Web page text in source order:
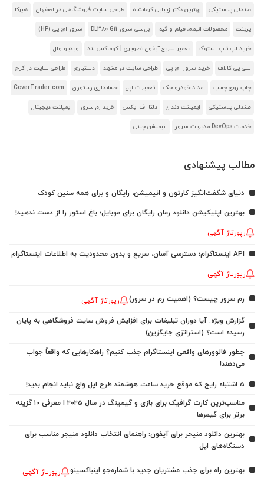
صندلی پلاستیکی بهترین دکتر زیبایی کرمانشاه طراحی سایت فروشگاهی در اصفهان هیرکا
پرینت محصولات انیمه، فیلم و گیم بررسی سرور DL380 G11 سرور اچ پی (HP)
خرید لپ تاپ استوک تعمیر سریع آیفون تصویری | کوماکس لند ویدیو وال
سی پی کالاف خرید سرور اچ پی طراحی سایت در مشهد دستیاری طراحی سایت در کرج
چاپ روی چسب امداد خودرو جک تعمیرات اپل حسابداری رستوران CoverTrader.com
صندلی پلاستیکی ایمپلنت دندان دلتا اف ایکس خرید رم سرور ایمپلنت دیجیتال
خدمات DevOps مدیریت سرور انیمیشن چینی
مطالب پیشنهادی
دنیای شگفت‌انگیز کارتون و انیمیشن، رایگان و برای همه سنین کودک
بهترین اپلیکیشن دانلود رمان رایگان برای موبایل؛ باغ استور را از دست ندهید!
رپورتاژ آگهی
API اینستاگرام؛ دسترسی آسان، سریع و بدون محدودیت به اطلاعات اینستاگرام
رپورتاژ آگهی
رم سرور چیست؟ (اهمیت رم در سرور) رپورتاژ آگهی
گزارش ویژه: آیا دوران تبلیغات برای افزایش فروش سایت فروشگاهی به پایان
رسیده است؟ (استراتژی جایگزین)
چطور فالوورهای واقعی اینستاگرام جذب کنیم؟ راهکارهایی که واقعاً جواب
می‌دهند!
5 اشتباه رایج که موقع خرید ساعت هوشمند طرح اپل واچ نباید انجام بدید!
مناسب‌ترین کارت گرافیک برای بازی و گیمینگ در سال ۲۰۲۵ | معرفی ۱۰ گزینه
برتر برای گیمرها
بهترین دانلود منیجر برای آیفون: راهنمای انتخاب دانلود منیجر مناسب برای
دستگاه‌های اپل
بهترین راه برای جذب مشتریان جدید با شماره‌جو اینباکسینو رپورتاژ آگهی